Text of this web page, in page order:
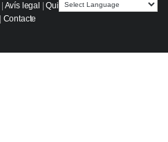
Avís legal |Qui
Contacte